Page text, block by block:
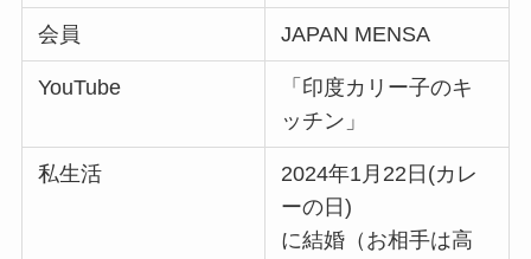
会員 JAPAN MENSA
YouTube
「印度カリー子のキ
ッチン」
私生活
2024年1月22日(カレ
ーの日)
に結婚（お相手は高